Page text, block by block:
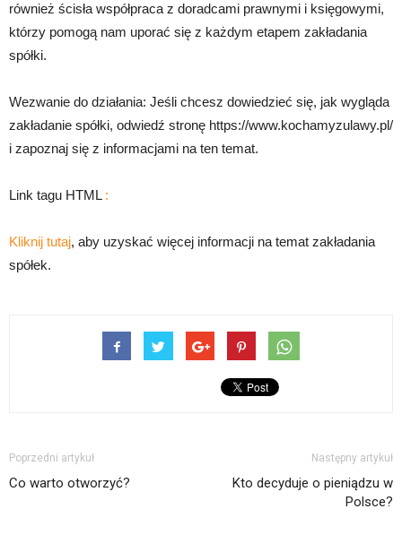
również ścisła współpraca z doradcami prawnymi i księgowymi,
którzy pomogą nam uporać się z każdym etapem zakładania
spółki.
Wezwanie do działania: Jeśli chcesz dowiedzieć się, jak wygląda
zakładanie spółki, odwiedź stronę https://www.kochamyzulawy.pl/
i zapoznaj się z informacjami na ten temat.
Link tagu HTML :
Kliknij tutaj, aby uzyskać więcej informacji na temat zakładania
spółek.
Poprzedni artykuł
Co warto otworzyć?
Następny artykuł
Kto decyduje o pieniądzu w
Polsce?